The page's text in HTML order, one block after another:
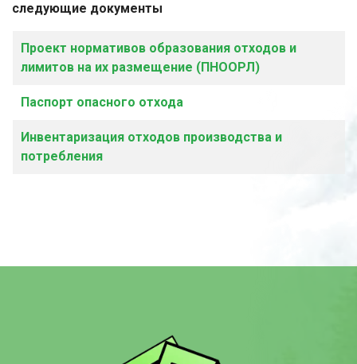
следующие документы
Материалы
Заголовок
Проект нормативов образования отходов и
лимитов на их размещение (ПНООРЛ)
Паспорт опасного отхода
Инвентаризация отходов производства и
потребления